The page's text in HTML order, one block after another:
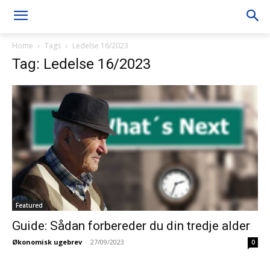
Home Tags Ledelse 16/2023
Tag: Ledelse 16/2023
Featured
Guide: Sådan forbereder du din tredje alder
Økonomisk ugebrev - 27/09/2023 0